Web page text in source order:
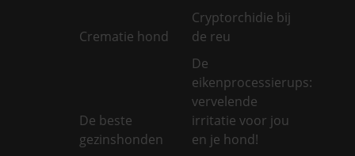
Crematie hond
Cryptorchidie bij
de reu
De beste
gezinshonden
De
eikenprocessierups:
vervelende
irritatie voor jou
en je hond!